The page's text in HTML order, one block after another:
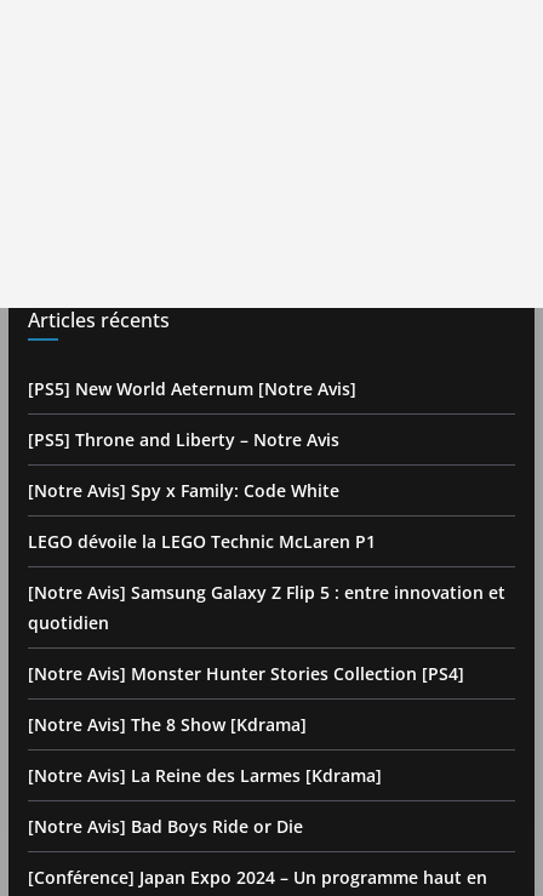
Articles récents
[PS5] New World Aeternum [Notre Avis]
[PS5] Throne and Liberty – Notre Avis
[Notre Avis] Spy x Family: Code White
LEGO dévoile la LEGO Technic McLaren P1
[Notre Avis] Samsung Galaxy Z Flip 5 : entre innovation et
quotidien
[Notre Avis] Monster Hunter Stories Collection [PS4]
[Notre Avis] The 8 Show [Kdrama]
[Notre Avis] La Reine des Larmes [Kdrama]
[Notre Avis] Bad Boys Ride or Die
[Conférence] Japan Expo 2024 – Un programme haut en